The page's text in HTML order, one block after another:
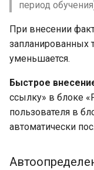
период
При внесении
запланированных
уменьшается.
Быстрое
ссылку» в блоке
пользователя в
автоматически